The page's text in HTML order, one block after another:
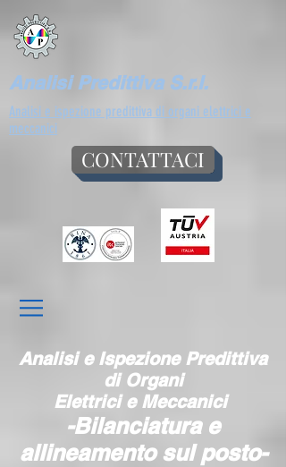
Analisi Predittiva S.r.l.
Analisi e ispezione predittiva di organi elettrici e
meccanici
CONTATTACI
Analisi e Ispezione Predittiva
di Organi
Elettrici e Meccanici
-Bilanciatura e
allineamento sul posto-